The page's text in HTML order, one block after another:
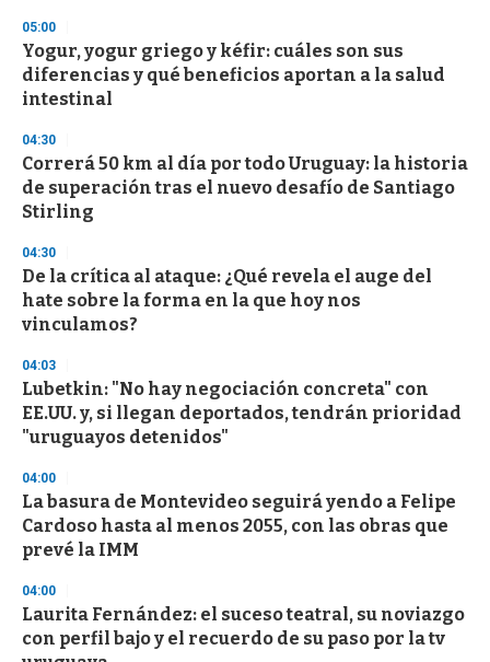
d
s
o
f
3
s
e
c
o
n
05:00
Yogur, yogur griego y kéfir: cuáles son sus
diferencias y qué beneficios aportan a la salud
intestinal
04:30
Correrá 50 km al día por todo Uruguay: la historia
de superación tras el nuevo desafío de Santiago
Stirling
04:30
De la crítica al ataque: ¿Qué revela el auge del
hate sobre la forma en la que hoy nos
vinculamos?
04:03
Lubetkin: "No hay negociación concreta" con
EE.UU. y, si llegan deportados, tendrán prioridad
"uruguayos detenidos"
04:00
La basura de Montevideo seguirá yendo a Felipe
Cardoso hasta al menos 2055, con las obras que
prevé la IMM
04:00
Laurita Fernández: el suceso teatral, su noviazgo
con perfil bajo y el recuerdo de su paso por la tv